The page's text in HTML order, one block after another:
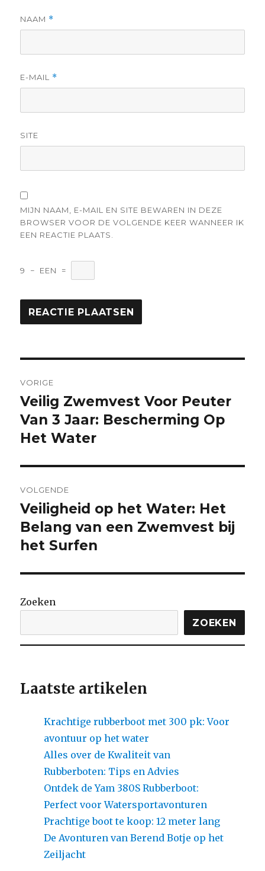
NAAM *
E-MAIL *
SITE
MIJN NAAM, E-MAIL EN SITE BEWAREN IN DEZE
BROWSER VOOR DE VOLGENDE KEER WANNEER IK
EEN REACTIE PLAATS.
9 − EEN =
VORIGE
Vorige
bericht:
Veilig Zwemvest Voor Peuter
Van 3 Jaar: Bescherming Op
Het Water
VOLGENDE
Volgende
bericht:
Veiligheid op het Water: Het
Belang van een Zwemvest bij
het Surfen
Zoeken
ZOEKEN
Laatste artikelen
Krachtige rubberboot met 300 pk: Voor
avontuur op het water
Alles over de Kwaliteit van
Rubberboten: Tips en Advies
Ontdek de Yam 380S Rubberboot:
Perfect voor Watersportavonturen
Prachtige boot te koop: 12 meter lang
De Avonturen van Berend Botje op het
Zeiljacht